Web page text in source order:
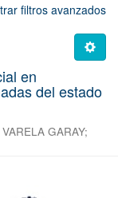
filtros avanzados
en
del estado
GARAY;